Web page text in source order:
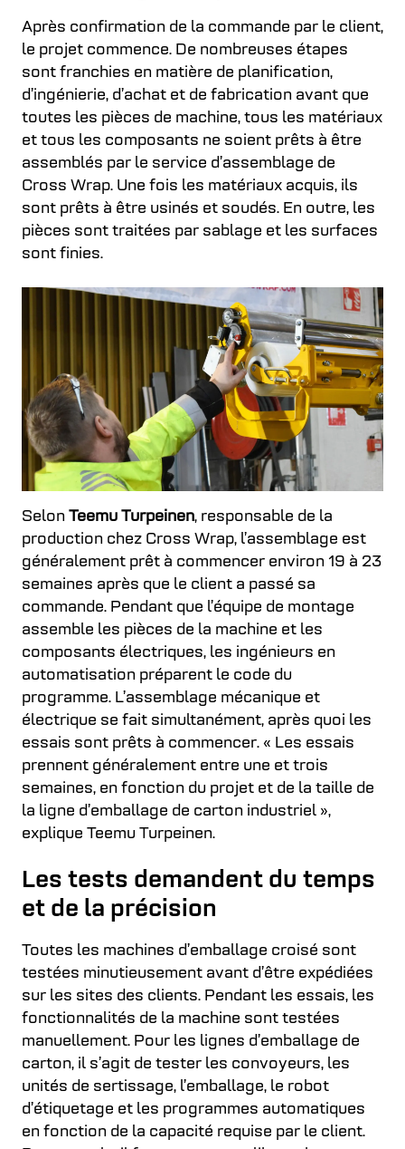
Après confirmation de la commande par le client,
le projet commence. De nombreuses étapes
sont franchies en matière de planification,
d’ingénierie, d’achat et de fabrication avant que
toutes les pièces de machine, tous les matériaux
et tous les composants ne soient prêts à être
assemblés par le service d’assemblage de
Cross Wrap. Une fois les matériaux acquis, ils
sont prêts à être usinés et soudés. En outre, les
pièces sont traitées par sablage et les surfaces
sont finies.
Selon Teemu Turpeinen, responsable de la
production chez Cross Wrap, l’assemblage est
généralement prêt à commencer environ 19 à 23
semaines après que le client a passé sa
commande. Pendant que l’équipe de montage
assemble les pièces de la machine et les
composants électriques, les ingénieurs en
automatisation préparent le code du
programme. L’assemblage mécanique et
électrique se fait simultanément, après quoi les
essais sont prêts à commencer. « Les essais
prennent généralement entre une et trois
semaines, en fonction du projet et de la taille de
la ligne d’emballage de carton industriel »,
explique Teemu Turpeinen.
Les tests demandent du temps
et de la précision
Toutes les machines d’emballage croisé sont
testées minutieusement avant d’être expédiées
sur les sites des clients. Pendant les essais, les
fonctionnalités de la machine sont testées
manuellement. Pour les lignes d’emballage de
carton, il s’agit de tester les convoyeurs, les
unités de sertissage, l’emballage, le robot
d’étiquetage et les programmes automatiques
en fonction de la capacité requise par le client.